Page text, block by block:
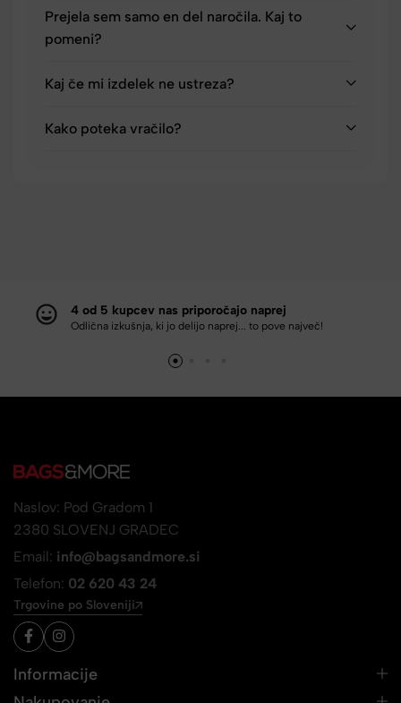
Prejela sem samo en del naročila. Kaj to
pomeni?
Kaj če mi izdelek ne ustreza?
Kako poteka vračilo?
4 od 5 kupcev nas priporočajo naprej
Odlična izkušnja, ki jo delijo naprej... to pove največ!
Naslov: Pod Gradom 1
2380 SLOVENJ GRADEC
Email: info@bagsandmore.si
Telefon: 02 620 43 24
Trgovine po Sloveniji
Informacije